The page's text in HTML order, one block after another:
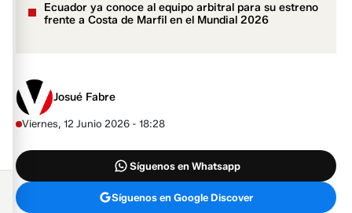
Ecuador ya conoce al equipo arbitral para su estreno
frente a Costa de Marfil en el Mundial 2026
Josué Fabre
Viernes, 12 Junio 2026 - 18:28
Síguenos en Whatsapp
Síguenos en Google Discover